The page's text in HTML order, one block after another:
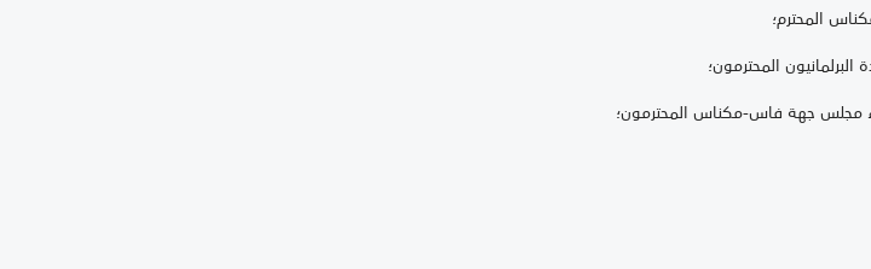
المحترم؛
المحترمون؛
مجلس جهة فاس-مكناس المحترمون؛